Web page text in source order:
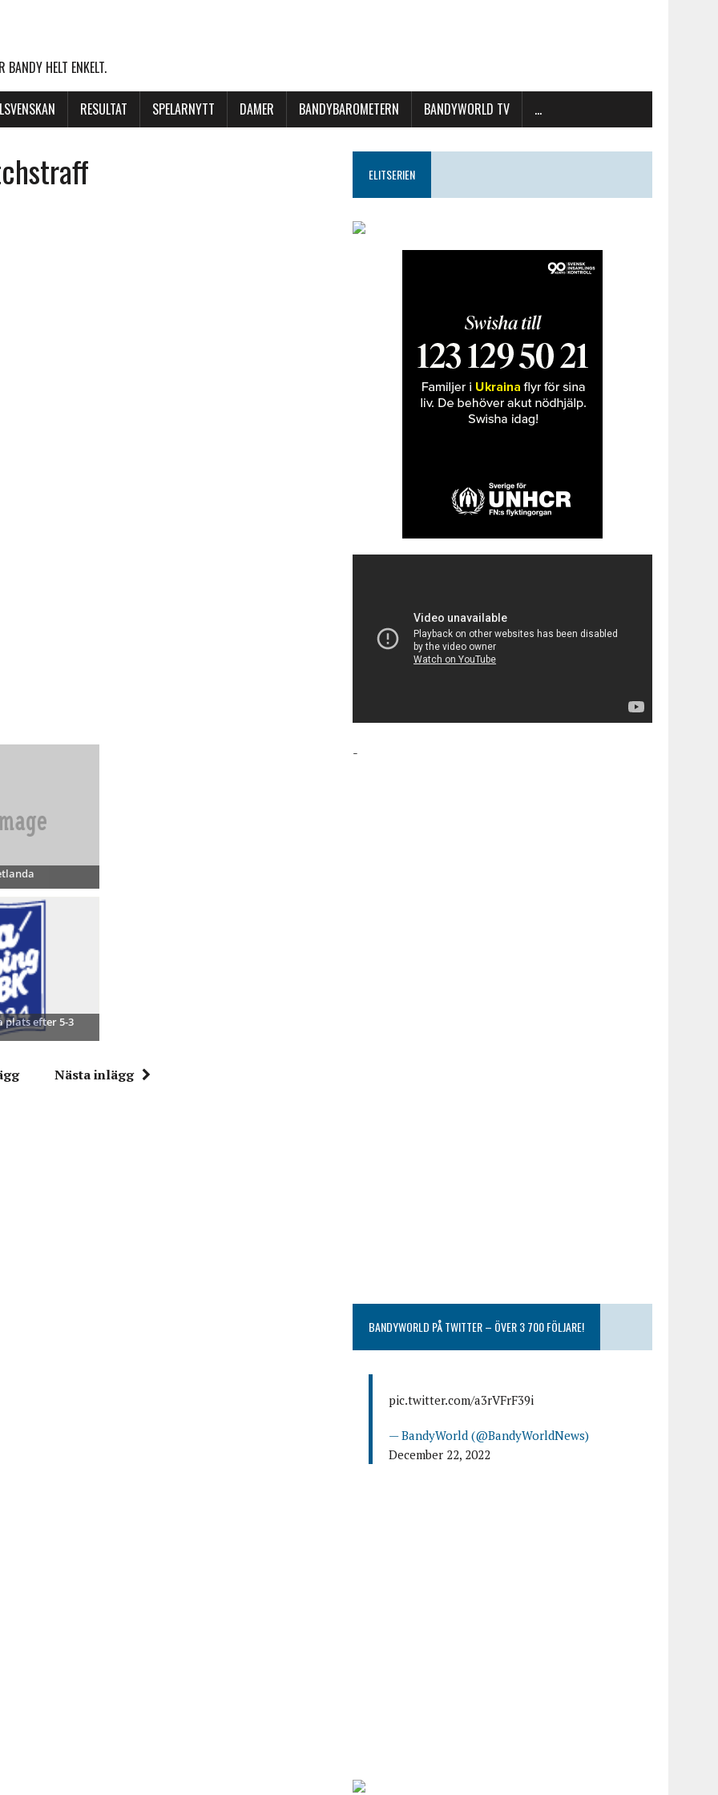
HELT ENKELT.
RESULTAT SPELARNYTT DAMER BANDYBAROMETERN BANDYWORLD TV …
plats efter 5-3
Nästa inlägg
ELITSERIEN
-
BANDYWORLD PÅ TWITTER – ÖVER 3 700 FÖLJARE!
pic.twitter.com/a3rVFrF39i
— BandyWorld (@BandyWorldNews)
December 22, 2022